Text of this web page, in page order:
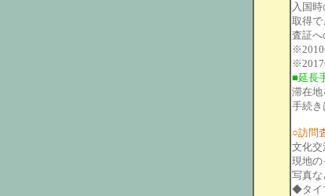
入国
取得で
査証へ
※2010
※2017
■延長
滞在地
手続き
○訪問
文化交
現地の
写真な
◆タイ